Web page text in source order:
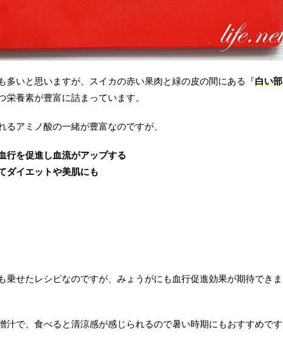
多いと思いますが、スイカの赤い果肉と緑の皮の間にある『白い部
栄養素が豊富に詰まっています。
るアミノ酸の一緒が豊富なのですが、
行を促進し血流がアップする
ダイエットや美肌にも
乗せたレシピなのですが、みょうがにも血行促進効果が期待できま
汁で、食べると清涼感が感じられるので暑い時期にもおすすめです